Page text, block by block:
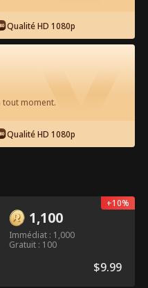
du
Tous les épisodes
46
Qualité HD 1080p
tout moment.
Qualité HD 1080p
1,100
Immédiat : 1,000
Gratuit : 100
$9.99
+10%